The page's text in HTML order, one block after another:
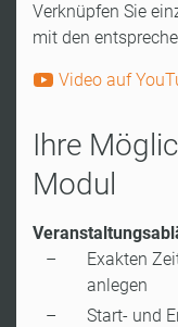
Verknüpfen Sie
mit den
Video auf
Ihre
Modul
Exakten
anlegen
Start- und